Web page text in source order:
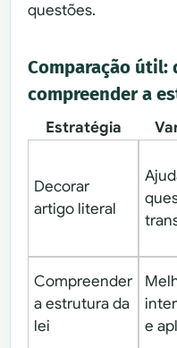
questões.
Comparação útil:
compreender a
Estratégia
Decorar
artigo literal
Compreender
a estrutura da
lei
e